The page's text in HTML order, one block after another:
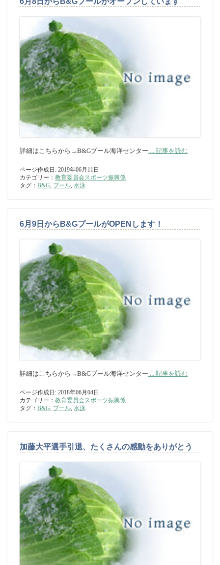
詳細はこちらから→B&Gプール海洋センター ... 記事を読む
ページ作成日: 2019年06月11日
カテゴリー： 教育委員会スポーツ振興係
タグ： B&G, プール, 水泳
6月9日からB&GプールがOPENします！
詳細はこちらから→B&Gプール海洋センター ... 記事を読む
ページ作成日: 2018年06月04日
カテゴリー： 教育委員会スポーツ振興係
タグ： B&G プール 水泳
加藤大平選手引退、たくさんの感動をありがとう